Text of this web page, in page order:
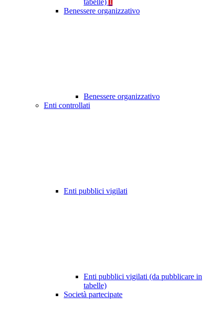
tabelle)
Benessere organizzativo
Benessere organizzativo
Enti controllati
Enti pubblici vigilati
Enti pubblici vigilati (da pubblicare in
tabelle)
Società partecipate